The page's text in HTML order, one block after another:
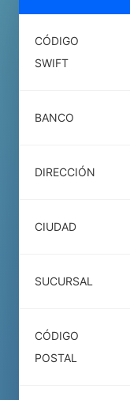
CÓDIGO
SWIFT
BANCO
DIRECCIÓN
CIUDAD
SUCURSAL
CÓDIGO
POSTAL